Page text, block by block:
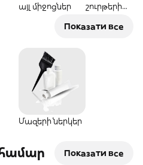
այլ միջոցներ
շուրթերի
Показати все
Մազերի ներկեր
Показати все